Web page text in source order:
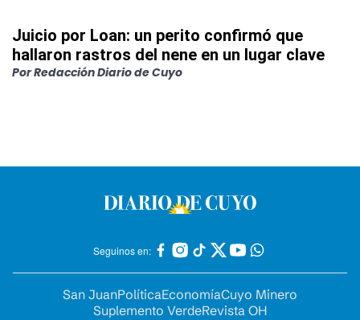
Juicio por Loan: un perito confirmó que
hallaron rastros del nene en un lugar clave
PorRedacción Diario de Cuyo
Seguinos en:
San JuanPolíticaEconomíaCuyo Minero
Suplemento VerdeRevista OH